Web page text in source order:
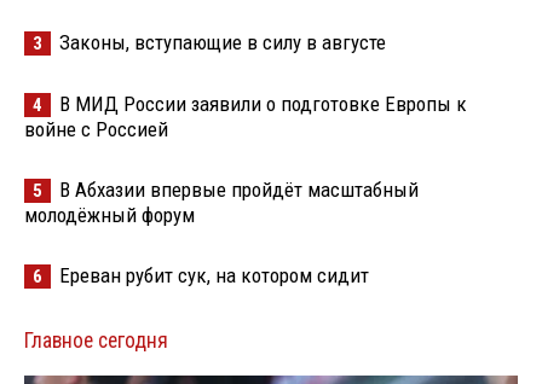
3 Законы, вступающие в силу в августе
4
В МИД России заявили о подготовке Европы к
войне с Россией
5
В Абхазии впервые пройдёт масштабный
молодёжный форум
6 Ереван рубит сук, на котором сидит
Главное сегодня